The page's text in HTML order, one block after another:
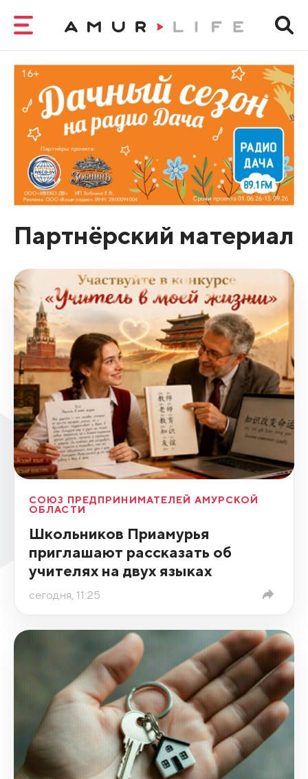
Партнёрский материал
СОЮЗ ПРЕДПРИНИМАТЕЛЕЙ АМУРСКОЙ
ОБЛАСТИ
Школьников Приамурья
приглашают рассказать об
учителях на двух языках
сегодня, 11:25